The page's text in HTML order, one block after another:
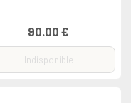
90.00 €
Indisponible